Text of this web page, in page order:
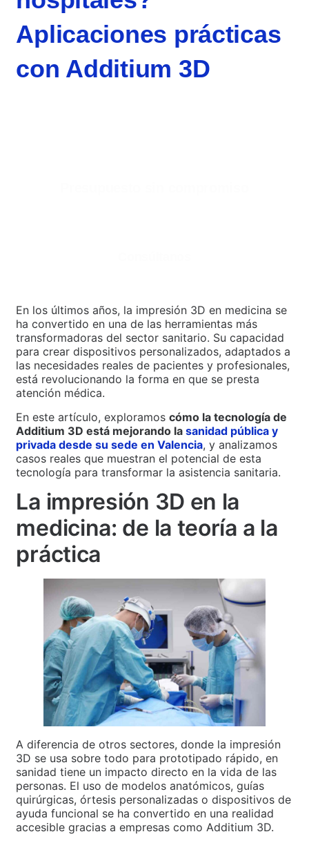
Aplicaciones prácticas
con Additium 3D
En los últimos años, la impresión 3D en medicina se
ha convertido en una de las herramientas más
transformadoras del sector sanitario. Su capacidad
para crear dispositivos personalizados, adaptados a
las necesidades reales de pacientes y profesionales,
está revolucionando la forma en que se presta
atención médica.
En este artículo, exploramoscómo la tecnología de
Additium 3D está mejorando lasanidad pública y
privada desde su sede en Valencia, y analizamos
casos reales que muestran el potencial de esta
tecnología para transformar la asistencia sanitaria.
La impresión 3D en la
medicina: de la teoría a la
práctica
A diferencia de otros sectores, donde la impresión
3D se usa sobre todo para prototipado rápido, en
sanidad tiene un impacto directo en la vida de las
personas. El uso de modelos anatómicos, guías
quirúrgicas, órtesis personalizadas o dispositivos de
ayuda funcional se ha convertido en una realidad
accesible gracias a empresas como Additium 3D.